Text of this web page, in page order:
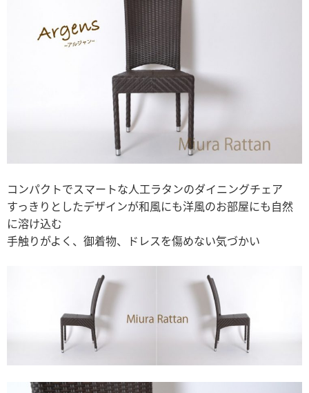
コンパクトでスマートな人工ラタンのダイニングチェア
すっきりとしたデザインが和風にも洋風のお部屋にも自然
に溶け込む
手触りがよく、御着物、ドレスを傷めない気づかい